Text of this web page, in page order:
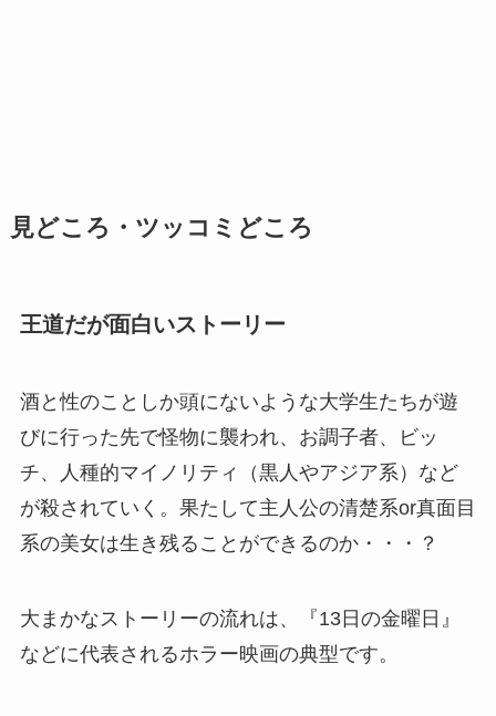
見どころ・ツッコミどころ
王道だが面白いストーリー
酒と性のことしか頭にないような大学生たちが遊
びに行った先で怪物に襲われ、お調子者、ビッ
チ、人種的マイノリティ（黒人やアジア系）など
が殺されていく。果たして主人公の清楚系or真面目
系の美女は生き残ることができるのか・・・？
大まかなストーリーの流れは、『13日の金曜日』
などに代表されるホラー映画の典型です。